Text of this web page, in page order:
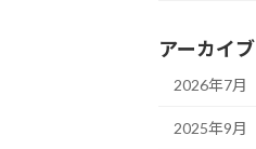
アーカイブ
2026年7月
2025年9月